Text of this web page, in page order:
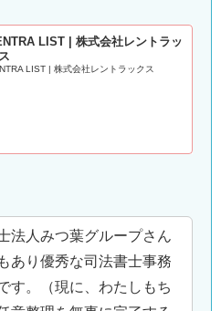
LIST | 株式会社レントラッ
LIST | 株式会社レントラックス
法人みつ葉グループさん
あり優秀な司法書士事務
す。（現に、わたしもち